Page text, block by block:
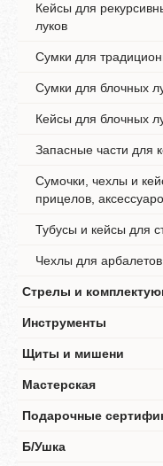
Кейсы для
луков
Сумки для
Сумки для блочных
Кейсы для блочных
Запасные части для
Сумочки, чехлы и
прицелов,
Тубусы и кейсы для
Чехлы для арбалетов
Стрелы и
Инструменты
Щиты и мишени
Мастерская
Подарочные
Б/Ушка